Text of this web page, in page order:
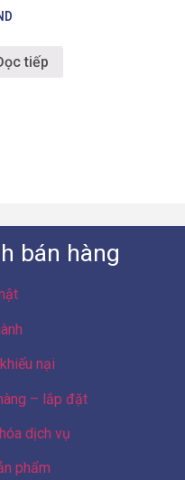
tiếp
bán hàng
nại
– lắp đặt
dịch vụ
phẩm